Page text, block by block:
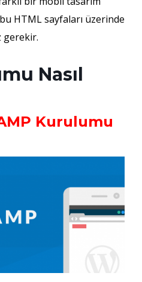
HTML sayfaları üzerinde
gerekir.
Nasıl
Kurulumu